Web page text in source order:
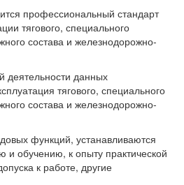
профессиональный стандарт
тягового, специального
состава и железнодорожно-
данных
тягового, специального
состава и железнодорожно-
функций, устанавливаются
и обучению, к опыту практической
к работе, другие